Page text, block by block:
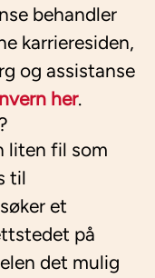
behandler
karrieresiden,
og assistanse
her.
liten fil som
til
et
på
det mulig